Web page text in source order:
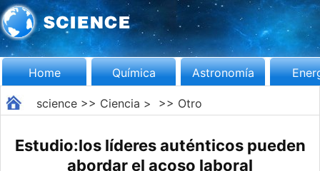
Home Química Astronomía
science>> Ciencia > >> Otro
Estudio:los líderes auténticos pueden
abordar el acoso laboral